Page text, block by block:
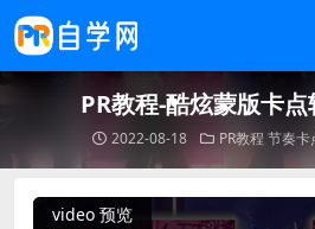
PR教程-酷炫蒙版卡
2022-08-18 PR教程 节奏卡
video 预览